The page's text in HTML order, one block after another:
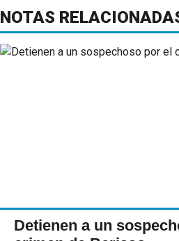
NOTAS
Detienen a un